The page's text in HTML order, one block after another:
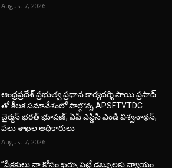
August 7, 2026
ఆంధ్రప్రదేశ్ ప్రభుత్వ ప్రధాన కార్యదర్శి సాయి ప్రసాద్
తో కీలక సమావేశంలో పాల్గొన్న APSFTVTDC
చైర్మన్ భరత్ భూషణ్, ఏపీ ఎఫ్డిసి ఎండి విశ్వనాథన్,
పలు శాఖల అధికారులు
August 7, 2026
”ప్రేక్షకులు నా కోసం ఖర్చు పెట్టే డబ్బులకు న్యాయం